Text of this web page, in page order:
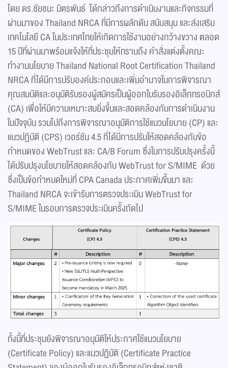
โดย ดร.ชัยชนะ มิตรพันธ์ ได้กล่าวถึงการดำเนินงานและกิจกรรมที่
ผ่านมาของ Thailand NRCA ที่มีการผลักดัน สนับสนุน และส่งเสริม
เทคโนโลยี CA ในประเทศไทยให้เกิดการใช้งานอย่างกว้างขวาง ตลอด
15 ปีที่ผ่านมาพร้อมแจ้งให้ที่ประชุมให้ทราบถึง คำสั่งแต่งตั้งคณะ
ทำงานนโยบาย Thailand National Root Certification Thailand
NRCA ที่ได้มีการปรับองค์ประกอบและเพิ่มอำนาจในการพิจารณา
คุณสมบัติและอนุมัติรับรองผู้สมัครเป็นผู้ออกใบรับรองอิเล็กทรอนิกส์
(CA) เพื่อให้มีความเหมาะสมยิ่งขึ้นและสอดคล้องกับการดำเนินงาน
ในปัจจุบัน รวมไปถึงการพิจารณาอนุมัติการใช้แนวนโยบาย (CP) และ
แนวปฏิบัติ (CPS) เวอร์ชัน 4.5 ที่ได้มีการปรับให้สอดคล้องกับข้อ
กำหนดของ WebTrust และ CA/B Forum ซึ่งในการปรับปรุงครั้งนี้
ได้ปรับปรุงนโยบายให้สอดคล้องกับ WebTrust for S/MIME ด้วย
ซึ่งเป็นข้อกำหนดใหม่ที่ CPA Canada ประกาศเพิ่มขึ้นมา และ
Thailand NRCA จะเข้ารับการตรวจประเมิน WebTrust for
S/MIME ในรอบการตรวจประเมินครั้งถัดไป
ทั้งนี้ที่ประชุมยังพิจารณาอนุมัติให้ประกาศใช้แนวนโยบาย
(Certificate Policy) และแนวปฏิบัติ (Certificate Practice